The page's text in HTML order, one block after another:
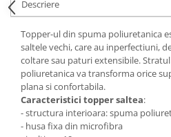
Mese gradinita
Scaune gradinita
Set mese si scaune gradinita
Mobilier copii
Mobila camera copii
Scaune birou pentru copii
Saltele patuturi copii
Descriere
Topper-ul din spuma poliuretanica
saltele vechi, care au inperfectiuni,
coltare sau paturi extensibile.
poliuretanica va transforma orice
plana si confortabila.
Caracteristici topper saltea:
- structura interioara: spuma
- husa fixa din microfibra